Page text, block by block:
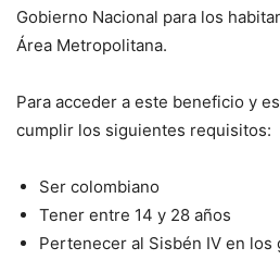
Gobierno Nacional para los
Área Metropolitana.
Para acceder a este beneficio y
cumplir los siguientes requisitos:
Ser colombiano
Tener entre 14 y 28 años
Pertenecer al Sisbén IV en los